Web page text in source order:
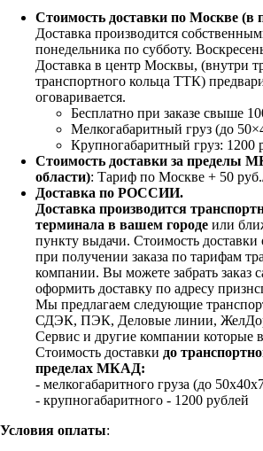
Стоимость доставки по Москве
Доставка производится
понедельника по субботу.
Доставка в центр Москвы, (внутри
транспортного кольца ТТК)
оговаривается.
Бесплатно при заказе свыше
Мелкогабаритный груз (до
Крупногабаритный груз: 1200
Стоимость доставки за пределы
области): Тариф по Москве + 50
Доставка по РОССИИ.
Доставка производится
терминала в вашем городе или
пункту выдачи. Стоимость доставки
при получении заказа по тарифам
компании. Вы можете забрать заказ
оформить доставку по адресу
Мы предлагаем следующие
СДЭК, ПЭК, Деловые линии,
Сервис и другие компании которые
Стоимость доставки до
пределах МКАД:
- мелкогабаритного груза (до
- крупногабаритного - 1200 рублей
Условия оплаты: